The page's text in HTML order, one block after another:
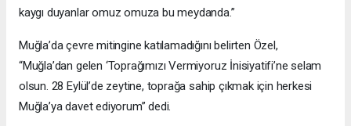
kaygı duyanlar omuz omuza bu meydanda.”
Muğla’da çevre mitingine katılamadığını belirten Özel,
“Muğla’dan gelen ‘Toprağımızı Vermiyoruz İnisiyatifi’ne selam
olsun. 28 Eylül’de zeytine, toprağa sahip çıkmak için herkesi
Muğla’ya davet ediyorum” dedi.